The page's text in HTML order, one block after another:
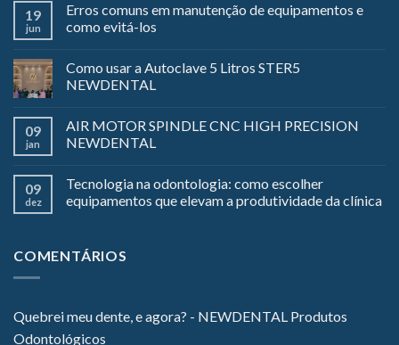
19
jun
Erros comuns em manutenção de equipamentos e
como evitá-los
Como usar a Autoclave 5 Litros STER5
NEWDENTAL
09
jan
AIR MOTOR SPINDLE CNC HIGH PRECISION
NEWDENTAL
09
dez
Tecnologia na odontologia: como escolher
equipamentos que elevam a produtividade da clínica
COMENTÁRIOS
Quebrei meu dente, e agora? - NEWDENTAL Produtos
Odontológicos